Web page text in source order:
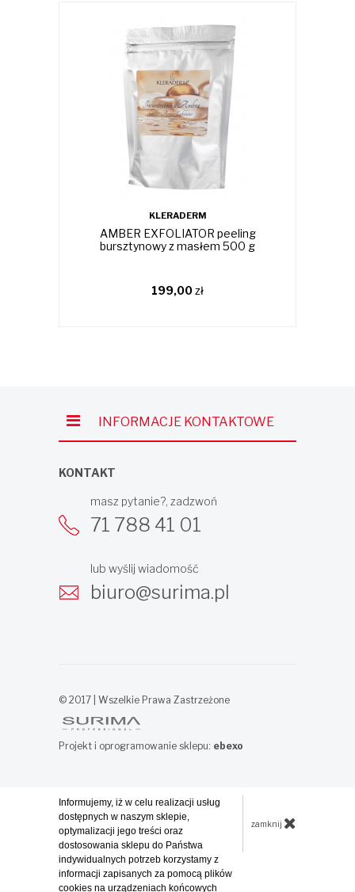
KLERADERM
AMBER EXFOLIATOR peeling
bursztynowy z masłem 500 g
199,00zł
INFORMACJE KONTAKTOWE
KONTAKT
masz pytanie?, zadzwoń
71 788 41 01
lub wyślij wiadomość
biuro@surima.pl
© 2017 | Wszelkie Prawa Zastrzeżone
Projekt i oprogramowanie sklepu: ebexo
Informujemy, iż w celu realizacji usług
dostępnych w naszym sklepie,
optymalizacji jego treści oraz
dostosowania sklepu do Państwa
indywidualnych potrzeb korzystamy z
informacji zapisanych za pomocą plików
cookies na urządzeniach końcowych
zamknij